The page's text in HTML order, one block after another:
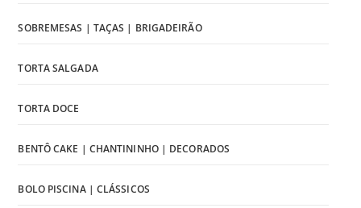
SOBREMESAS | TAÇAS | BRIGADEIRÃO
TORTA SALGADA
TORTA DOCE
BENTÔ CAKE | CHANTININHO | DECORADOS
BOLO PISCINA | CLÁSSICOS